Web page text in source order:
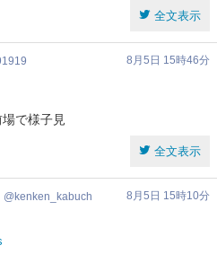
全文表示
8月5日 15時46分
で様子見
全文表示
kenken_kabuch
8月5日 15時10分